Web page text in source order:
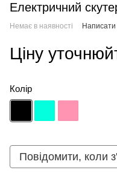
Електричний
Немає в наявності Написати
Ціну
Колір
Повідомити, коли